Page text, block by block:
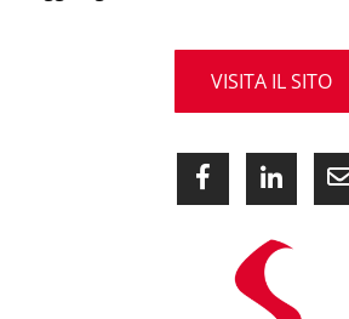
VISITA IL SITO